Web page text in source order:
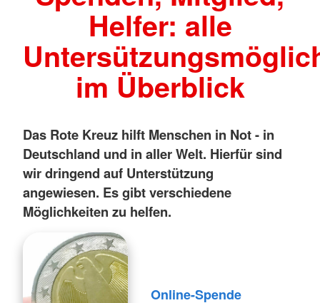
Helfer: alle
im Überblick
Das Rote Kreuz hilft Menschen in Not - in
Deutschland und in aller Welt. Hierfür sind
wir dringend auf Unterstützung
angewiesen. Es gibt verschiedene
Möglichkeiten zu helfen.
Online-Spende